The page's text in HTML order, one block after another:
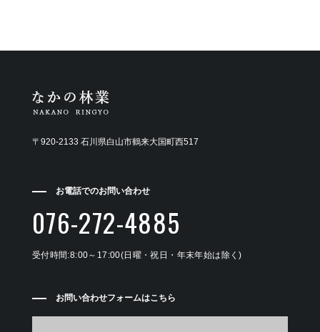
〒920-2133 石川県白山市鶴来大国町西517
お電話でのお問い合わせ
076-272-4885
受付時間:8:00～17:00(日曜・祝日・年末年始は除く)
お問い合わせフォームはこちら